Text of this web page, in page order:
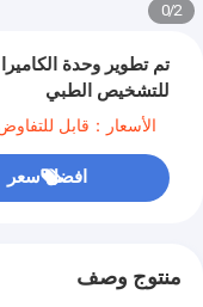
2
/
0
تم تطوير وحدة
للتشخيص الطبي
الأسعار：قابل
افضل سعر
منتوج وصف